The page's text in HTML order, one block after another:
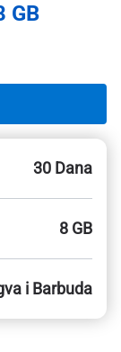
GB
30 Dana
8 GB
i Barbuda